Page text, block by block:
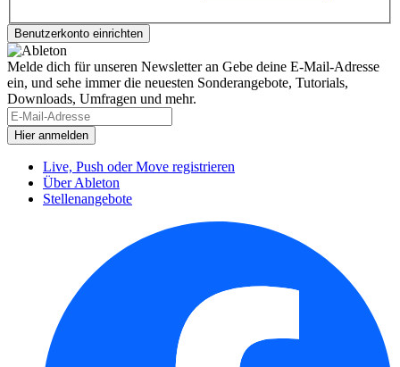
Melde dich für unseren Newsletter an Gebe deine E-Mail-Adresse
ein, und sehe immer die neuesten Sonderangebote, Tutorials,
Downloads, Umfragen und mehr.
Live, Push oder Move registrieren
Über Ableton
Stellenangebote